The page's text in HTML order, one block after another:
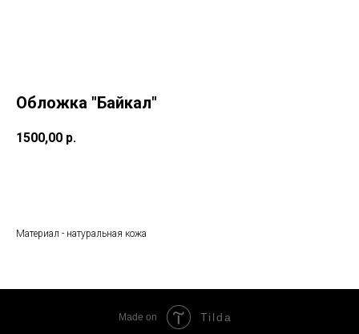
Обложка "Байкал"
1500,00 р.
Материал - натуральная кожа
Made on Tilda